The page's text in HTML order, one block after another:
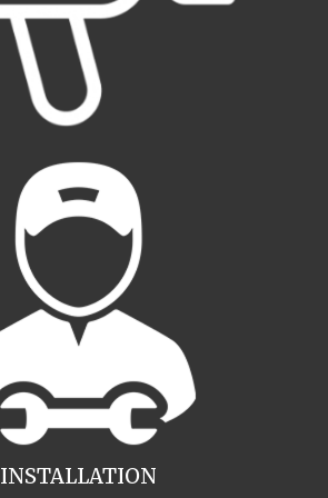
INSTALLATION